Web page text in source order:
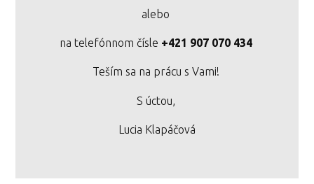
alebo
na telefónnom čísle +421 907 070 434
Teším sa na prácu s Vami!
S úctou,
Lucia Klapáčová